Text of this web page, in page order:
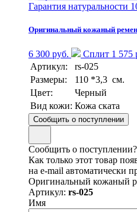
Гарантия натуральности
Оригинальный кожаный
6 300 руб.
Сплит 1 575
Артикул:
rs-025
Размеры:
110 *3,3 см.
Цвет:
Черный
Вид кожи: Кожа ската
Сообщить о поступлении
Сообщить о поступлении?
Как только этот товар
на e-mail автоматически
Оригинальный кожаный
Артикул: rs-025
Имя